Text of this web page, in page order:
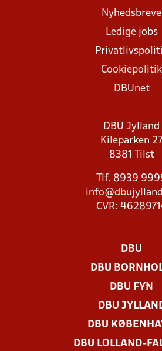
Nyhedsbreve
Ledige jobs
Cookiepolitik
DBUnet
DBU Jylland
Kileparken 27
8381 Tilst
Tlf. 8939
CVR:
DBU
DBU
DBU FYN
DBU
DBU
DBU LOLLAND-